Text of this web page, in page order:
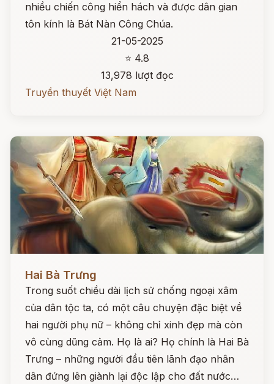
nhiều chiến công hiển hách và được dân gian
tôn kính là Bát Nàn Công Chúa.
21-05-2025
⭐ 4.8
13,978 lượt đọc
Truyền thuyết Việt Nam
Hai Bà Trưng
Trong suốt chiều dài lịch sử chống ngoại xâm
của dân tộc ta, có một câu chuyện đặc biệt về
hai người phụ nữ – không chỉ xinh đẹp mà còn
vô cùng dũng cảm. Họ là ai? Họ chính là Hai Bà
Trưng – những người đầu tiên lãnh đạo nhân
dân đứng lên giành lại độc lập cho đất nước…